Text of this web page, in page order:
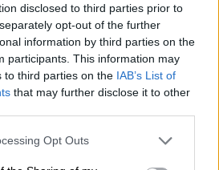
disclosed to third parties prior to
opt-out of the further
information by third parties on the
participants. This information may
to third parties on the IAB’s List of
that may further disclose it to other
Opt Outs